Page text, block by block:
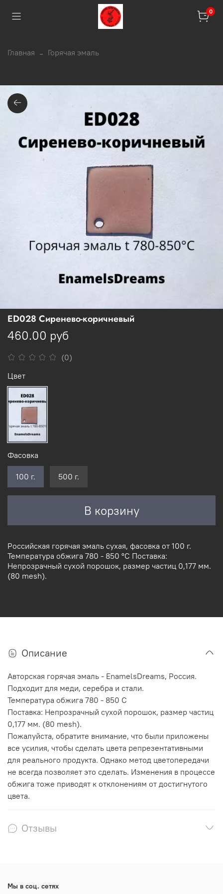
0
Главная Горячая эмаль
(0)
ED028 Сиренево-коричневый
460.00 руб
В корзину
Цвет
Фасовка
100 г. 500 г.
Российская горячая эмаль сухая, фасовка от 100 г.
Температура обжига 780 - 850 °С Поставка:
Непрозрачный сухой порошок, размер частиц 0,177 мм.
(80 mesh).
Описание
Авторская горячая эмаль - EnamelsDreams, Россия.
Подходит для меди, серебра и стали.
Температура обжига 780 - 850 С
Поставка: Непрозрачный сухой порошок, размер частиц
0,177 мм. (80 mesh).
Пожалуйста, обратите внимание, что были приложены
все усилия, чтобы сделать цвета репрезентативными
для реального продукта. Однако метод цветопередачи
не всегда позволяет это сделать. Изменения в процессе
обжига тоже приводят к отклонениям от достигнутого
цвета.
Отзывы
Мы в соц. сетях